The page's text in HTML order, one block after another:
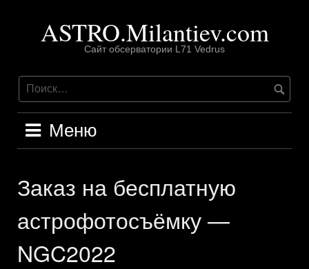
содержимомуASTRO.Milantiev.com
Сайт обсерватории L71 Vedrus
Меню
Заказ на бесплатную
астрофотосъёмку —
NGC2022